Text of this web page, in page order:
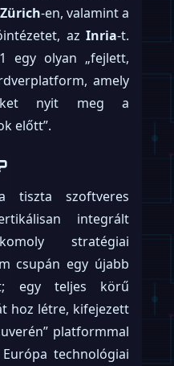
Zürich-en, valamint a
az Inria-t.
egy olyan „fejlett,
amely
nyit meg a
előtt”.
tiszta szoftveres
integrált
stratégiai
csupán egy újabb
egy teljes körű
hoz létre, kifejezett
platformmal
technológiai